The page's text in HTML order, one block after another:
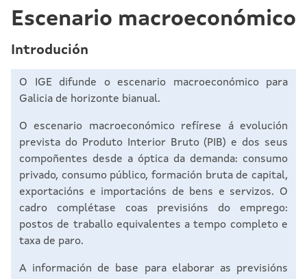
Escenario macroeconómico
Introdución
O IGE difunde o escenario macroeconómico para
Galicia de horizonte bianual.
O escenario macroeconómico refírese á evolución
prevista do Produto Interior Bruto (PIB) e dos seus
compoñentes desde a óptica da demanda: consumo
privado, consumo público, formación bruta de capital,
exportacións e importacións de bens e servizos. O
cadro complétase coas previsións do emprego:
postos de traballo equivalentes a tempo completo e
taxa de paro.
A información de base para elaborar as previsións